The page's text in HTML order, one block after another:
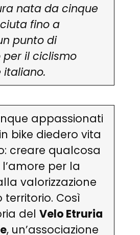
nata da cinque
fino a
punto di
il ciclismo
appassionati
bike diedero vita
creare qualcosa
per la
valorizzazione
Così
delVelo Etruria
, un’associazione